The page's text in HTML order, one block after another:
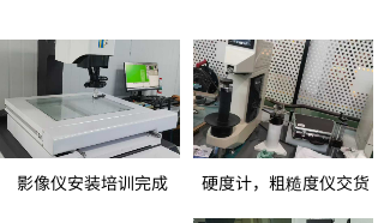
影像仪安装培训完成 硬度计，粗糙度仪交货